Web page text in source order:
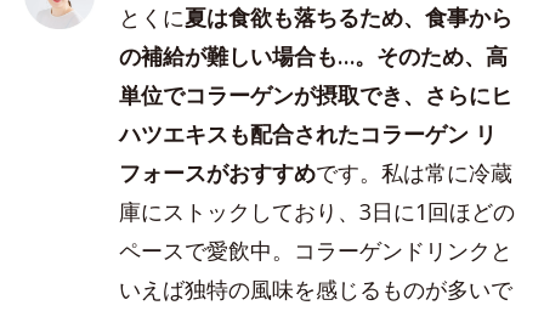
とくに夏は食欲も落ちるため、食事から
の補給が難しい場合も…。そのため、高
単位でコラーゲンが摂取でき、さらにヒ
ハツエキスも配合されたコラーゲン リ
フォースがおすすめです。私は常に冷蔵
庫にストックしており、3日に1回ほどの
ペースで愛飲中。コラーゲンドリンクと
いえば独特の風味を感じるものが多いで